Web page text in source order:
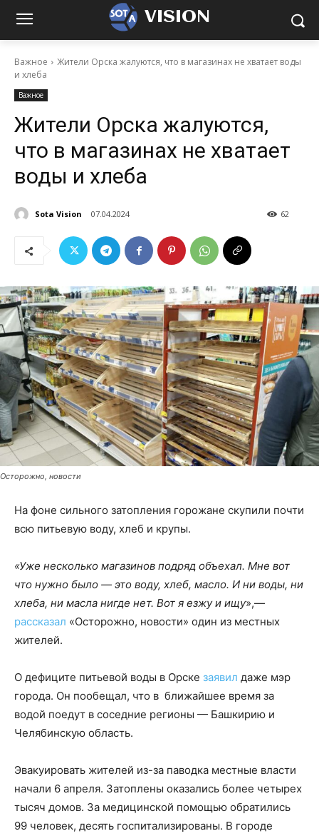
VISION
Важное
Жители Орска жалуются, что в магазинах не хватает воды
и хлеба
Важное
Жители Орска жалуются,
что в магазинах не хватает
воды и хлеба
Sota Vision 07.04.2024 62
Осторожно, новости
На фоне сильного затопления горожане скупили почти
всю питьевую воду, хлеб и крупы.
«Уже несколько магазинов подряд объехал. Мне вот
что нужно было — это воду, хлеб, масло. И ни воды, ни
хлеба, ни масла нигде нет. Вот я езжу и ищу»,—
рассказал «Осторожно, новости» один из местных
жителей.
О дефиците питьевой воды в Орске заявил даже мэр
города. Он пообещал, что в ближайшее время за
водой поедут в соседние регионы — Башкирию и
Челябинскую область.
Эвакуировать жителей из-за паводка местные власти
начали 6 апреля. Затоплены оказались более четырех
тысяч домов. За медицинской помощью обратились
99 человек, десять госпитализированы. В городе